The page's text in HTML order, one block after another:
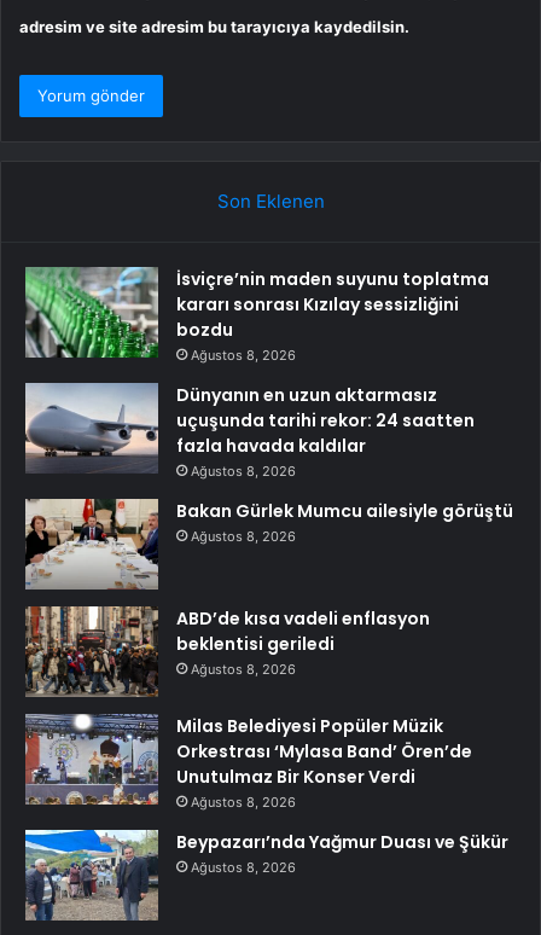
adresim ve site adresim bu tarayıcıya kaydedilsin.
Son Eklenen
İsviçre’nin maden suyunu toplatma
kararı sonrası Kızılay sessizliğini
bozdu
Ağustos 8, 2026
Dünyanın en uzun aktarmasız
uçuşunda tarihi rekor: 24 saatten
fazla havada kaldılar
Ağustos 8, 2026
Bakan Gürlek Mumcu ailesiyle görüştü
Ağustos 8, 2026
ABD’de kısa vadeli enflasyon
beklentisi geriledi
Ağustos 8, 2026
Milas Belediyesi Popüler Müzik
Orkestrası ‘Mylasa Band’ Ören’de
Unutulmaz Bir Konser Verdi
Ağustos 8, 2026
Beypazarı’nda Yağmur Duası ve Şükür
Ağustos 8, 2026